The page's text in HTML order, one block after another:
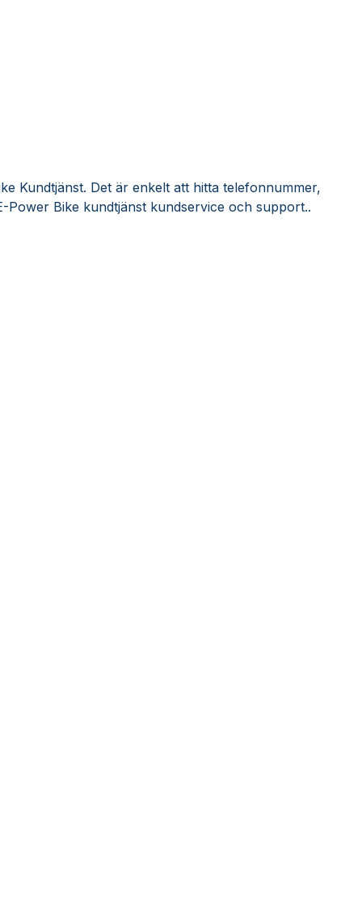
Kundtjänst. Det är enkelt att hitta telefonnummer,
Bike kundtjänst kundservice och support..